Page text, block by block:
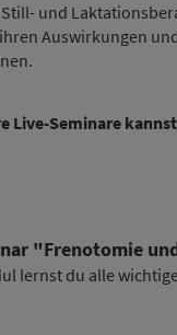
und
Auswirkungen
Live-Seminare
"Frenotomie
lernst du alle